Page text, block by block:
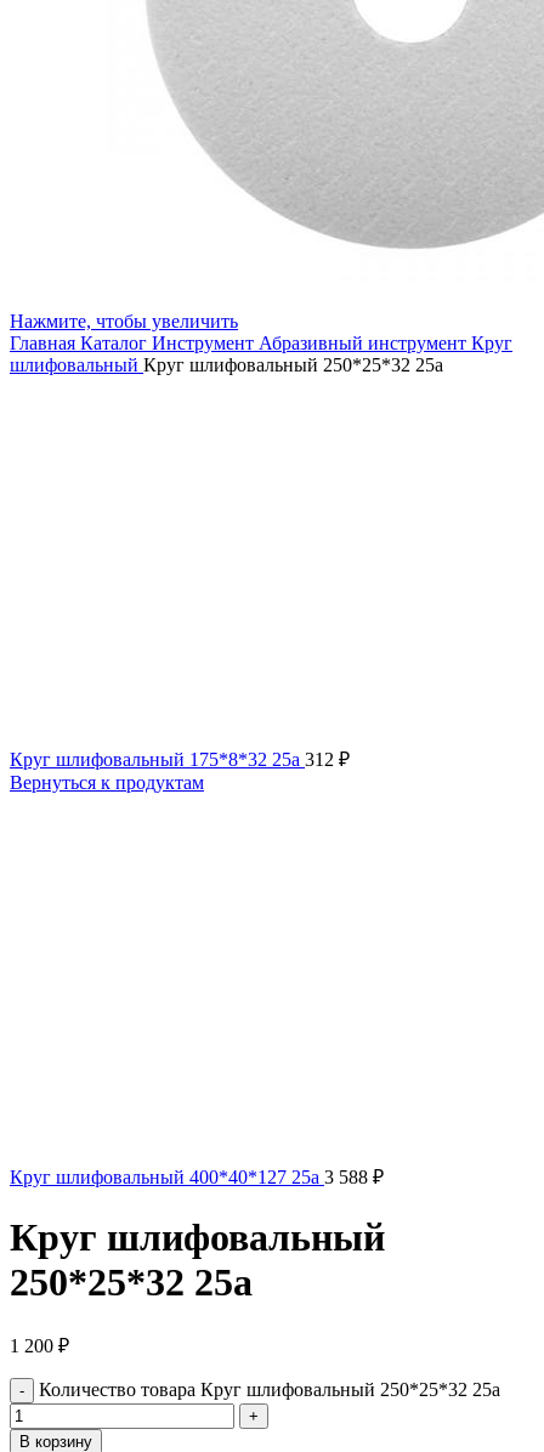
Нажмите, чтобы увеличить
Главная Каталог Инструмент Абразивный инструмент Круг
шлифовальный Круг шлифовальный 250*25*32 25а
Круг шлифовальный 175*8*32 25а 312 ₽
Вернуться к продуктам
Круг шлифовальный 400*40*127 25а 3 588 ₽
Круг шлифовальный
250*25*32 25а
1 200 ₽
Количество товара Круг шлифовальный 250*25*32 25а
В корзину